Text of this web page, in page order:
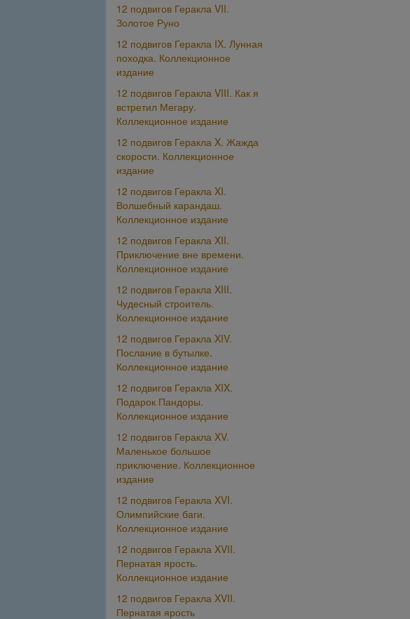
12 подвигов Геракла VII.
Золотое Руно
12 подвигов Геракла IX. Лунная
походка. Коллекционное
издание
12 подвигов Геракла VIII. Как я
встретил Мегару.
Коллекционное издание
12 подвигов Геракла X. Жажда
скорости. Коллекционное
издание
12 подвигов Геракла XI.
Волшебный карандаш.
Коллекционное издание
12 подвигов Геракла XII.
Приключение вне времени.
Коллекционное издание
12 подвигов Геракла XIII.
Чудесный строитель.
Коллекционное издание
12 подвигов Геракла XIV.
Послание в бутылке.
Коллекционное издание
12 подвигов Геракла XIX.
Подарок Пандоры.
Коллекционное издание
12 подвигов Геракла XV.
Маленькое большое
приключение. Коллекционное
издание
12 подвигов Геракла XVI.
Олимпийские баги.
Коллекционное издание
12 подвигов Геракла XVII.
Пернатая ярость.
Коллекционное издание
12 подвигов Геракла XVII.
Пернатая ярость